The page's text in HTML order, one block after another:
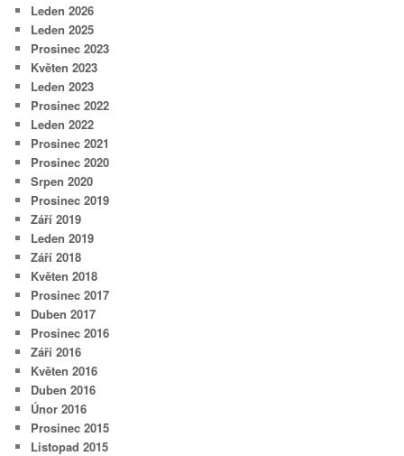
Leden 2026
Leden 2025
Prosinec 2023
Květen 2023
Leden 2023
Prosinec 2022
Leden 2022
Prosinec 2021
Prosinec 2020
Srpen 2020
Prosinec 2019
Září 2019
Leden 2019
Září 2018
Květen 2018
Prosinec 2017
Duben 2017
Prosinec 2016
Září 2016
Květen 2016
Duben 2016
Únor 2016
Prosinec 2015
Listopad 2015